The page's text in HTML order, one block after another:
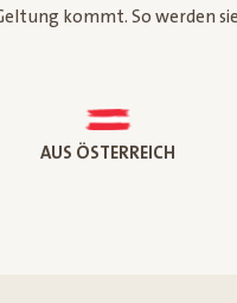
kommt. So werden
AUS ÖSTERREICH